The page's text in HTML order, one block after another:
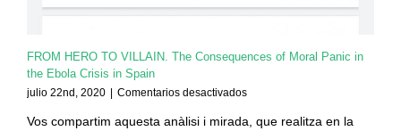
FROM HERO TO VILLAIN. The Consequences of Moral Panic in
the Ebola Crisis in Spain
julio 22nd, 2020 | Comentarios desactivadosen
HERO
Vos compartim aquesta anàlisi i mirada, que realitza en la